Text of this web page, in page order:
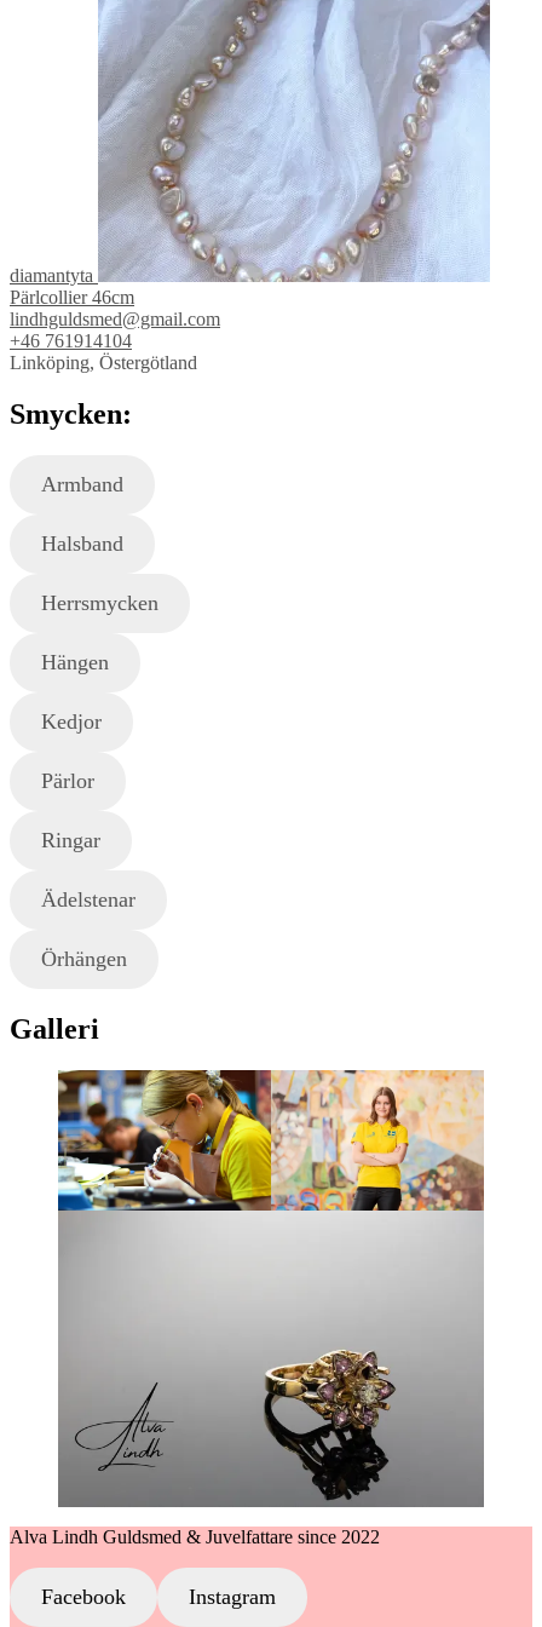
diamantyta
Pärlcollier 46cm
lindhguldsmed@gmail.com
+46 761914104
Linköping, Östergötland
Smycken:
Armband
Halsband
Herrsmycken
Hängen
Kedjor
Pärlor
Ringar
Ädelstenar
Örhängen
Galleri
Alva Lindh Guldsmed & Juvelfattare since 2022
Facebook Instagram